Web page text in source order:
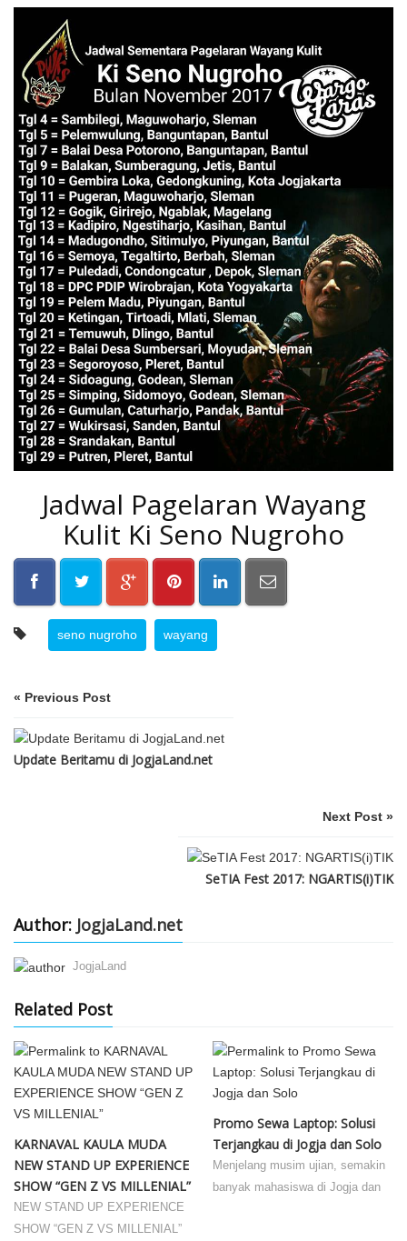
Jadwal Pagelaran Wayang
Kulit Ki Seno Nugroho
seno nugroho wayang
« Previous Post
Update Beritamu di JogjaLand.net
Next Post »
SeTIA Fest 2017: NGARTIS(i)TIK
Author: JogjaLand.net
JogjaLand
Related Post
KARNAVAL KAULA MUDA
NEW STAND UP EXPERIENCE
SHOW “GEN Z VS MILLENIAL”
NEW STAND UP EXPERIENCE
SHOW “GEN Z VS MILLENIAL”
Promo Sewa Laptop: Solusi
Terjangkau di Jogja dan Solo
Menjelang musim ujian, semakin
banyak mahasiswa di Jogja dan